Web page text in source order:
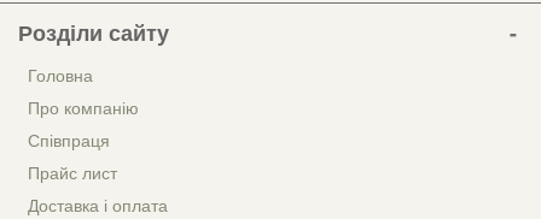
Розділи сайту
Головна
Про компанію
Співпраця
Прайс лист
Доставка і оплата